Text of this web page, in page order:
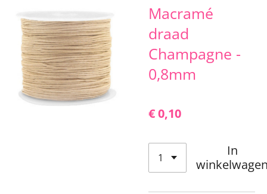
Macramé
draad
Champagne -
0,8mm
€ 0,10
In